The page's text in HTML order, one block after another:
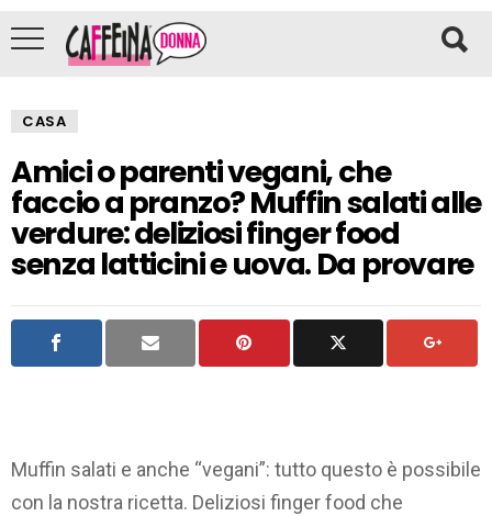
CASA
Amici o parenti vegani, che
faccio a pranzo? Muffin salati alle
verdure: deliziosi finger food
senza latticini e uova. Da provare
Muffin salati e anche “vegani”: tutto questo è possibile
con la nostra ricetta. Deliziosi finger food che